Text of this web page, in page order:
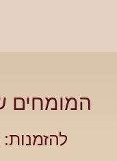
המומחים
להזמנות: 050-4141418